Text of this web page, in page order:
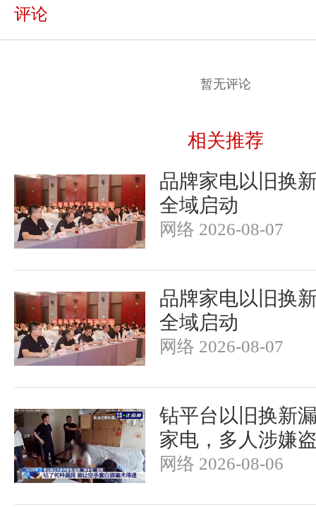
评论
暂无评论
相关推荐
品牌家电以旧换
全域启动
网络 2026-08-07
品牌家电以旧换
全域启动
网络 2026-08-07
钻平台以旧换新
家电，多人涉嫌
网络 2026-08-06